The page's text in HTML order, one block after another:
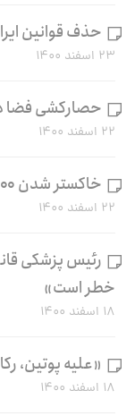
حذف قوانین
۲۳ اسفند ۱۴۰۰
حصارکشی فضا
۲۲ اسفند ۱۴۰۰
خاکستر شدن ۱۰۰هزار هکتار جنگل و مرتع طی ۵ سال
۲۲ اسفند ۱۴۰۰
رئیس پزشکی
خطر است»
۱۸ اسفند ۱۴۰۰
«علیه پوتین،
۱۸ اسفند ۱۴۰۰